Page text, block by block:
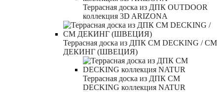
Террасная доска из ДПК OUTDOOR
коллекция 3D ARIZONA
Террасная доска из ДПК CM DECKING / СМ
ДЕКИНГ (ШВЕЦИЯ)
Террасная доска из ДПК CM
DECKING коллекция NATUR